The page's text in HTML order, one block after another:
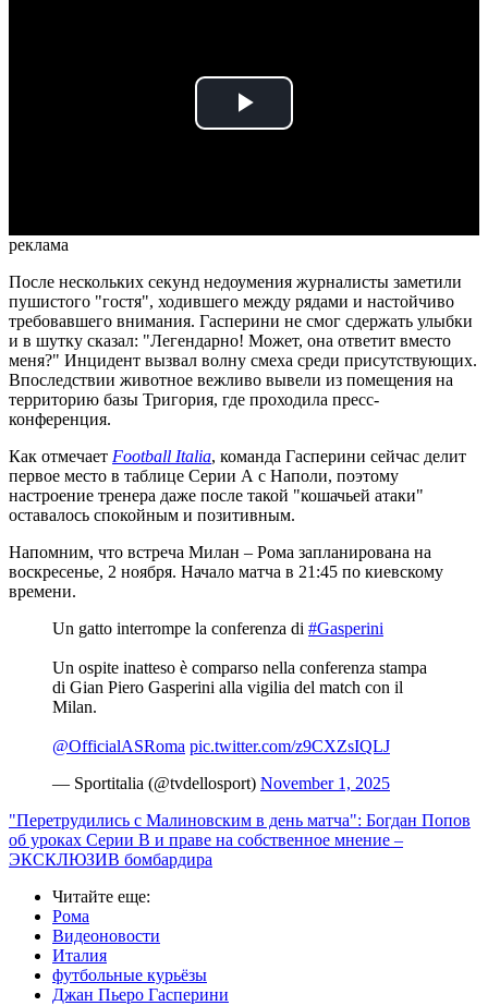
Play
реклама
После нескольких секунд недоумения журналисты заметили
пушистого "гостя", ходившего между рядами и настойчиво
требовавшего внимания. Гасперини не смог сдержать улыбки
и в шутку сказал: "Легендарно! Может, она ответит вместо
меня?" Инцидент вызвал волну смеха среди присутствующих.
Впоследствии животное вежливо вывели из помещения на
территорию базы Тригория, где проходила пресс-
конференция.
Как отмечает Football Italia, команда Гасперини сейчас делит
первое место в таблице Серии А с Наполи, поэтому
настроение тренера даже после такой "кошачьей атаки"
оставалось спокойным и позитивным.
Напомним, что встреча Милан – Рома запланирована на
воскресенье, 2 ноября. Начало матча в 21:45 по киевскому
времени.
Un gatto interrompe la conferenza di #Gasperini
Un ospite inatteso è comparso nella conferenza stampa
di Gian Piero Gasperini alla vigilia del match con il
Milan.
@OfficialASRoma pic.twitter.com/z9CXZsIQLJ
— Sportitalia (@tvdellosport) November 1, 2025
"Перетрудились с Малиновским в день матча": Богдан Попов
об уроках Серии В и праве на собственное мнение –
ЭКСКЛЮЗИВ бомбардира
Читайте еще:
Рома
Видеоновости
Италия
футбольные курьёзы
Джан Пьеро Гасперини